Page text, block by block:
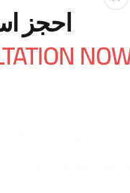
في وكالات
العلامات التجارية
احجز